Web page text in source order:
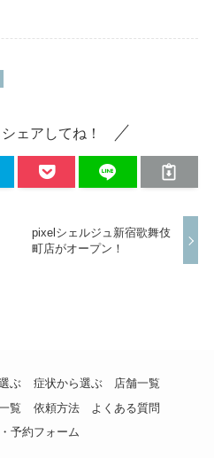
ェアしてね！
pixelシェルジュ新宿歌舞伎
町店がオープン！
ぶ 症状から選ぶ
店舗一覧
覧 依頼方法
よくある質問
予約フォーム